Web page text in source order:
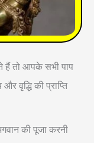
हैं तो आपके सभी पाप
वृद्धि की प्राप्ति
की पूजा करनी